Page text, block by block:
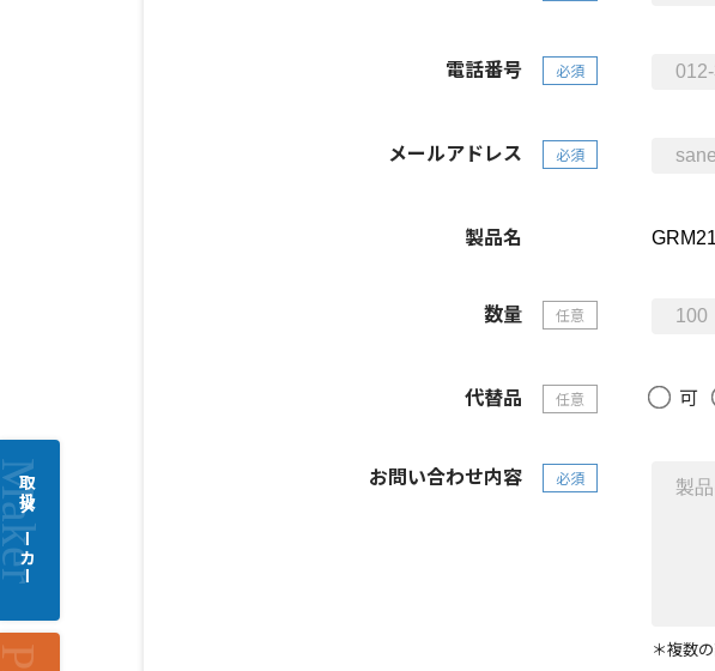
電話番号 必須
メールアドレス 必須
製品名
数量 任意
代替品 任意 可
お問い合わせ内容 必須
＊複数
取扱メーカー